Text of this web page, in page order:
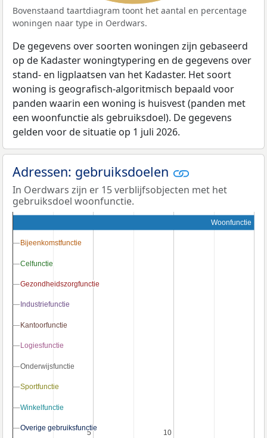
Bovenstaand taartdiagram toont het aantal en percentage
woningen naar type in Oerdwars.
De gegevens over soorten woningen zijn gebaseerd
op de Kadaster woningtypering en de gegevens over
stand- en ligplaatsen van het Kadaster. Het soort
woning is geografisch-algoritmisch bepaald voor
panden waarin een woning is huisvest (panden met
een woonfunctie als gebruiksdoel). De gegevens
gelden voor de situatie op 1 juli 2026.
Adressen: gebruiksdoelen
In Oerdwars zijn er 15 verblijfsobjecten met het
gebruiksdoel woonfunctie.
5
5 10
10
Woonfunctie
Bijeenkomstfunctie
Bijeenkomstfunctie
Celfunctie
Celfunctie
Gezondheidszorgfunctie
Gezondheidszorgfunctie
Industriefunctie
Industriefunctie
Kantoorfunctie
Kantoorfunctie
Logiesfunctie
Logiesfunctie
Onderwijsfunctie
Onderwijsfunctie
Sportfunctie
Sportfunctie
Winkelfunctie
Winkelfunctie
Overige gebruiksfunctie
Overige gebruiksfunctie